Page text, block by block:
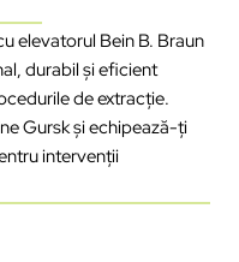
elevatorul Bein B. Braun
durabil și eficient
de extracție.
Gursk și echipează-ți
intervenții